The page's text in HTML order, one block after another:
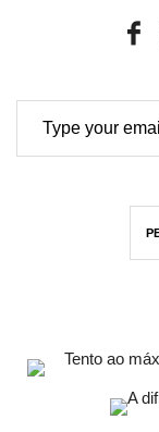
Type your email…